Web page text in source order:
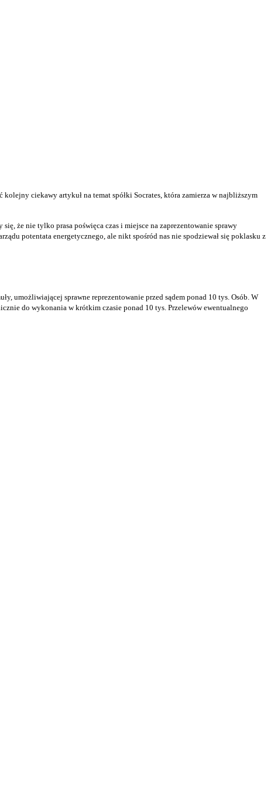
ciekawy artykuł na temat spółki Socrates, która zamierza w najbliższym
że nie tylko prasa poświęca czas i miejsce na zaprezentowanie sprawy
potentata energetycznego, ale nikt spośród nas nie spodziewał się poklasku z
umożliwiającej sprawne reprezentowanie przed sądem ponad 10 tys. Osób. W
do wykonania w krótkim czasie ponad 10 tys. Przelewów ewentualnego